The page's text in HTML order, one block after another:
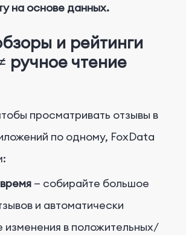
на основе данных.
и рейтинги
ручное чтение
просматривать отзывы в
по одному, FoxData
— собирайте большое
и автоматически
изменения в положительных/